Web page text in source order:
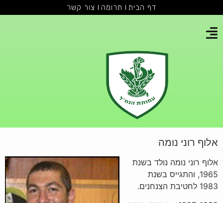
דף הבית תרומה צור קשר
אלוף רוני נומה
אלוף רוני נומה נולד בשנת
1965, והתגייס בשנת
1983 לחטיבת הצנחנים.